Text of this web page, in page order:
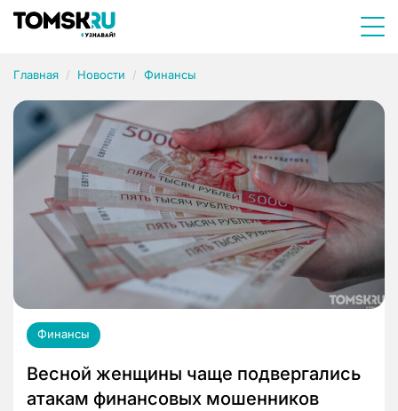
Главная Новости Финансы
Финансы
Весной женщины чаще подвергались
атакам финансовых мошенников